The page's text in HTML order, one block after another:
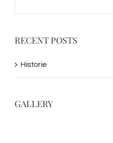
RECENT POSTS
Historie
GALLERY